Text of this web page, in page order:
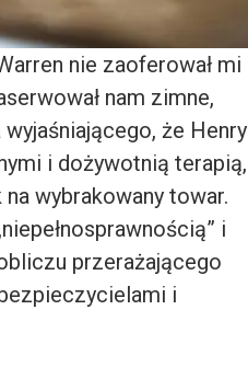
nie zaoferował mi
nam zimne,
że Henry
i dożywotnią terapią,
wybrakowany towar.
i
przerażającego
i